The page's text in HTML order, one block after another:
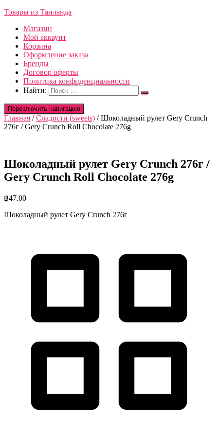
Товары из Таиланда
Магазин
Мой аккаунт
Корзина
Оформление заказа
Бренды
Договор оферты
Политика конфиденциальности
Найти:
Переключить навигацию
Главная /Сладости (sweets) / Шоколадный рулет Gery Crunch
276г / Gery Crunch Roll Chocolate 276g
Шоколадный рулет Gery Crunch 276г /
Gery Crunch Roll Chocolate 276g
฿47.00
Шоколадный рулет Gery Crunch 276г